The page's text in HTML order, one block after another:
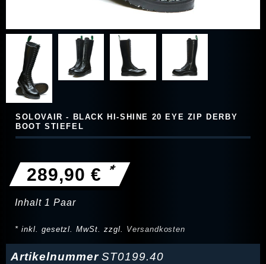
SOLOVAIR - BLACK HI-SHINE 20 EYE ZIP DERBY
BOOT STIEFEL
289,90 € *
Inhalt 1 Paar
* inkl. gesetzl. MwSt. zzgl. Versandkosten
ArtikelnummerST0199.40